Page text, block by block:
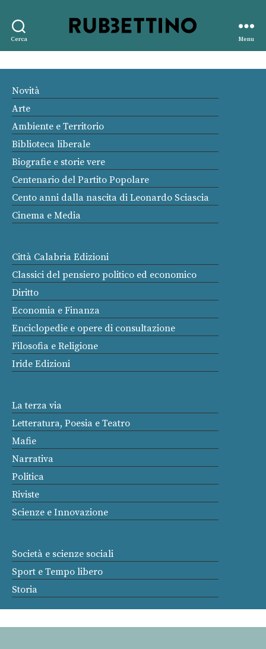
Cerca
editore
Menu
Novità
Arte
Ambiente e Territorio
Biblioteca liberale
Biografie e storie vere
Centenario del Partito Popolare
Cento anni dalla nascita di Leonardo Sciascia
Cinema e Media
Città Calabria Edizioni
Classici del pensiero politico ed economico
Diritto
Economia e Finanza
Enciclopedie e opere di consultazione
Filosofia e Religione
Iride Edizioni
La terza via
Letteratura, Poesia e Teatro
Mafie
Narrativa
Politica
Riviste
Scienze e Innovazione
Società e scienze sociali
Sport e Tempo libero
Storia